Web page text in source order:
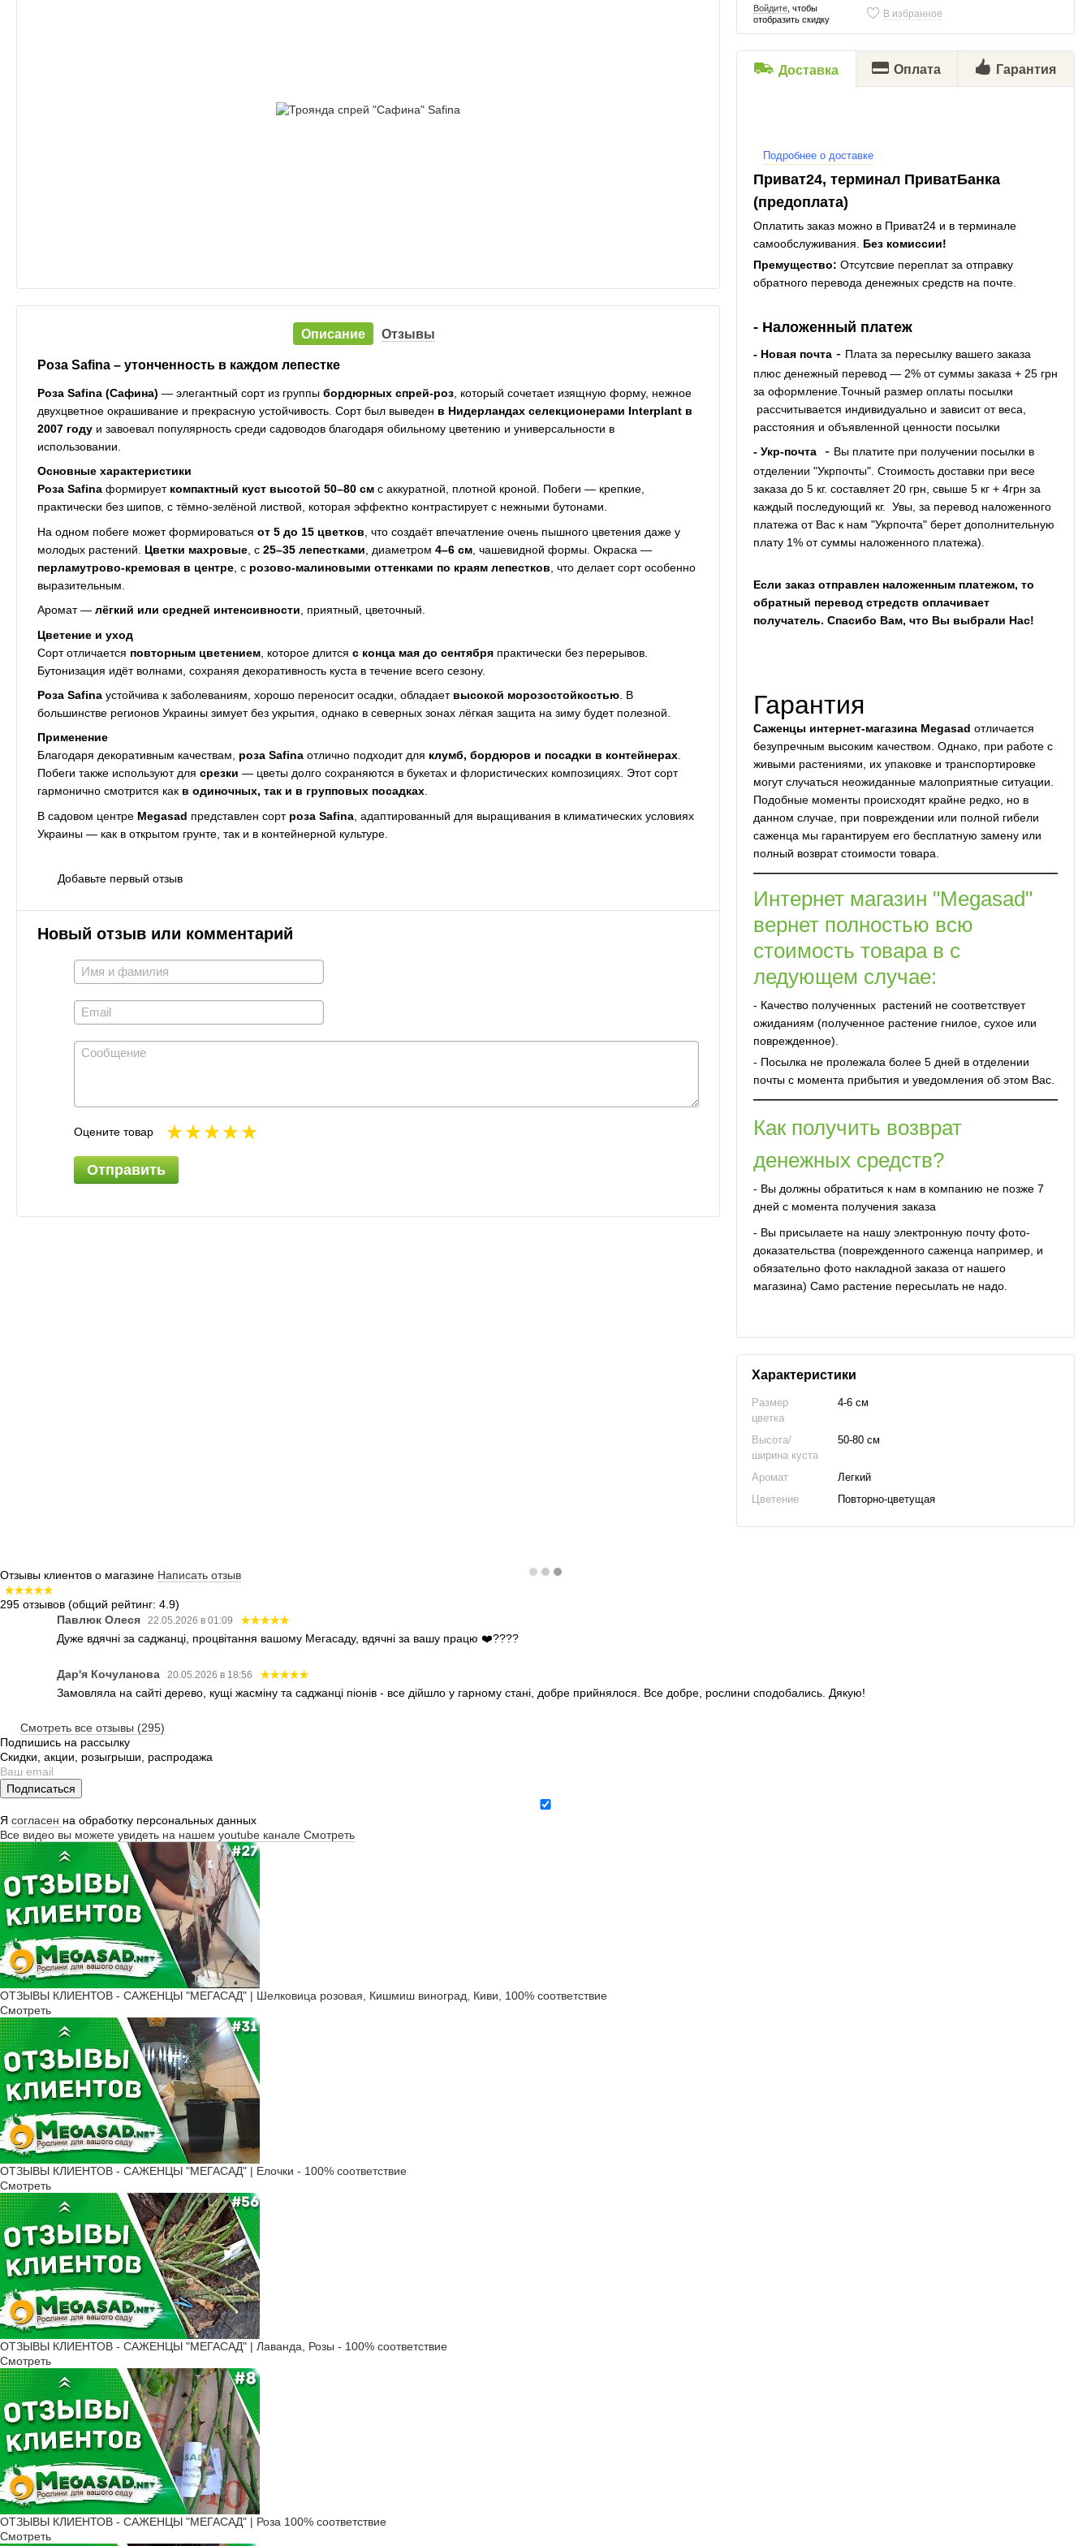
Описание Отзывы
Роза Safina – утонченность в каждом лепестке
Роза Safina (Сафина) — элегантный сорт из группы бордюрных спрей-роз , который сочетает изящную форму, нежное
двухцветное окрашивание и прекрасную устойчивость. Сорт был выведен в Нидерландах селекционерами Interplant в
2007 году и завоевал популярность среди садоводов благодаря обильному цветению и универсальности в
использовании.
Основные характеристики
Роза Safina формирует компактный куст высотой 50–80 см с аккуратной, плотной кроной. Побеги — крепкие,
практически без шипов, с тёмно-зелёной листвой, которая эффектно контрастирует с нежными бутонами.
На одном побеге может формироваться от 5 до 15 цветков , что создаёт впечатление очень пышного цветения даже у
молодых растений. Цветки махровые , с 25–35 лепестками , диаметром 4–6 см , чашевидной формы. Окраска —
перламутрово-кремовая в центре , с розово-малиновыми оттенками по краям лепестков , что делает сорт особенно
выразительным.
Аромат — лёгкий или средней интенсивности , приятный, цветочный.
Цветение и уход
Сорт отличается повторным цветением , которое длится с конца мая до сентября практически без перерывов.
Бутонизация идёт волнами, сохраняя декоративность куста в течение всего сезону.
Роза Safina устойчива к заболеваниям, хорошо переносит осадки, обладает высокой морозостойкостью . В
большинстве регионов Украины зимует без укрытия, однако в северных зонах лёгкая защита на зиму будет полезной.
Применение
Благодаря декоративным качествам, роза Safina отлично подходит для клумб, бордюров и посадки в контейнерах.
Побеги также используют для срезки — цветы долго сохраняются в букетах и флористических композициях. Этот сорт
гармонично смотрится как в одиночных, так и в групповых посадках.
В садовом центре Megasad представлен сорт роза Safina , адаптированный для выращивания в климатических условиях
Украины — как в открытом грунте, так и в контейнерной культуре.
Добавьте первый отзыв
Новый отзыв или комментарий
Оцените товар
Отправить
Войдите, чтобы
отобразить скидку
В избранное
Доставка Оплата Гарантия
Подробнее о доставке
Приват24, терминал ПриватБанка
(предоплата)
Оплатить заказ можно в Приват24 и в терминале
самообслуживания. Без комиссии!
Премущество: Отсутсвие переплат за отправку
обратного перевода денежных средств на почте.
- Наложенный платеж
- Новая почта- Плата за пересылку вашего заказа
плюс денежный перевод — 2% от суммы заказа + 25 грн
за оформление.Точный размер оплаты посылки
рассчитывается индивидуально и зависит от веса,
расстояния и объявленной ценности посылки
- Укр-почта- Вы платите при получении посылки в
отделении "Укрпочты". Стоимость доставки при весе
заказа до 5 кг. составляет 20 грн, свыше 5 кг + 4грн за
каждый последующий кг. Увы, за перевод наложенного
платежа от Вас к нам "Укрпочта" берет дополнительную
плату 1% от суммы наложенного платежа).
Если заказ отправлен наложенным платежом, то
обратный перевод стредств оплачивает
получатель. Спасибо Вам, что Вы выбрали Нас!
Гарантия
Саженцы интернет-магазина Megasad отличается
безупречным высоким качеством. Однако, при работе с
живыми растениями, их упаковке и транспортировке
могут случаться неожиданные малоприятные ситуации.
Подобные моменты происходят крайне редко, но в
данном случае, при повреждении или полной гибели
саженца мы гарантируем его бесплатную замену или
полный возврат стоимости товара.
Интернет магазин "Megasad"
вернет полностью всю
стоимость товара в с
ледующем случае:
- Качество полученных растений не соответствует
ожиданиям (полученное растение гнилое, сухое или
поврежденное).
- Посылка не пролежала более 5 дней в отделении
почты с момента прибытия и уведомления об этом Вас.
Как получить возврат
денежных средств?
- Вы должны обратиться к нам в компанию не позже 7
дней с момента получения заказа
- Вы присылаете на нашу электронную почту фото-
доказательства (поврежденного саженца например, и
обязательно фото накладной заказа от нашего
магазина) Само растение пересылать не надо.
Характеристики
Размер
цветка
4-6 см
Высота/
ширина куста
50-80 см
Аромат
Легкий
Цветение
Повторно-цветущая
Отзывы клиентов о магазине Написать отзыв
295 отзывов (общий рейтинг: 4.9)
Павлюк Олеся
22.05.2026 в 01:09
Дуже вдячні за саджанці, процвітання вашому Мегасаду, вдячні за вашу працю ❤️????
Дар'я Кочуланова 20.05.2026 в 18:56
Замовляла на сайті дерево, кущі жасміну та саджанці піонів - все дійшло у гарному стані, добре прийнялося. Все добре, рослини сподобались. Дякую!
Смотреть все отзывы (295)
Подпишись на рассылку
Скидки, акции, розыгрыши, распродажа
Подписаться
Я согласен на обработку персональных данных
Все видео вы можете увидеть на нашем youtube канале Смотреть
ОТЗЫВЫ КЛИЕНТОВ - САЖЕНЦЫ "МЕГАСАД" | Шелковица розовая, Кишмиш виноград, Киви, 100% соответствие
Смотреть
ОТЗЫВЫ КЛИЕНТОВ - САЖЕНЦЫ "МЕГАСАД" | Елочки - 100% соответствие
Смотреть
ОТЗЫВЫ КЛИЕНТОВ - САЖЕНЦЫ "МЕГАСАД" | Лаванда, Розы - 100% соответствие
Смотреть
ОТЗЫВЫ КЛИЕНТОВ - САЖЕНЦЫ "МЕГАСАД" | Роза 100% соответствие
Смотреть